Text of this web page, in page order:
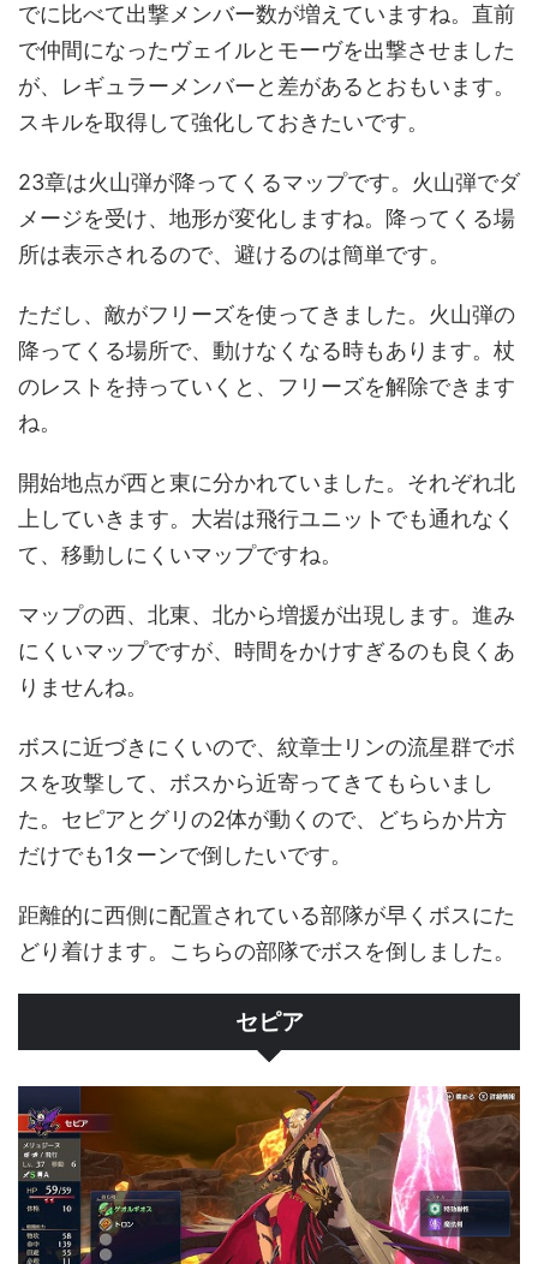
でに比べて出撃メンバー数が増えていますね。直前
で仲間になったヴェイルとモーヴを出撃させました
が、レギュラーメンバーと差があるとおもいます。
スキルを取得して強化しておきたいです。
23章は火山弾が降ってくるマップです。火山弾でダ
メージを受け、地形が変化しますね。降ってくる場
所は表示されるので、避けるのは簡単です。
ただし、敵がフリーズを使ってきました。火山弾の
降ってくる場所で、動けなくなる時もあります。杖
のレストを持っていくと、フリーズを解除できます
ね。
開始地点が西と東に分かれていました。それぞれ北
上していきます。大岩は飛行ユニットでも通れなく
て、移動しにくいマップですね。
マップの西、北東、北から増援が出現します。進み
にくいマップですが、時間をかけすぎるのも良くあ
りませんね。
ボスに近づきにくいので、紋章士リンの流星群でボ
スを攻撃して、ボスから近寄ってきてもらいまし
た。セピアとグリの2体が動くので、どちらか片方
だけでも1ターンで倒したいです。
距離的に西側に配置されている部隊が早くボスにた
どり着けます。こちらの部隊でボスを倒しました。
セピア